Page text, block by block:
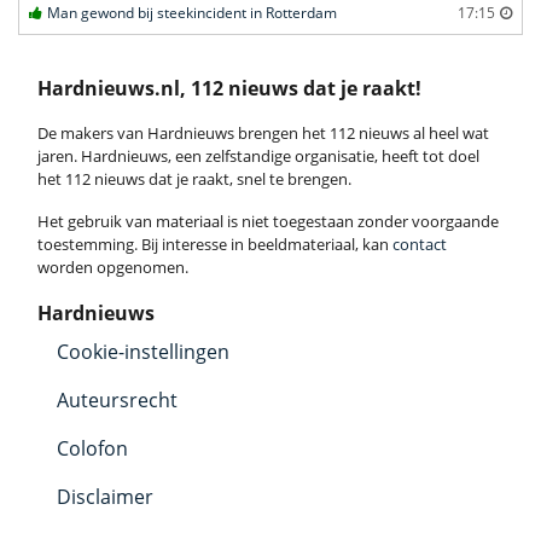
Man gewond bij steekincident in Rotterdam 17:15
Hardnieuws.nl, 112 nieuws dat je raakt!
De makers van Hardnieuws brengen het 112 nieuws al heel wat
jaren. Hardnieuws, een zelfstandige organisatie, heeft tot doel
het 112 nieuws dat je raakt, snel te brengen.
Het gebruik van materiaal is niet toegestaan zonder voorgaande
toestemming. Bij interesse in beeldmateriaal, kan contact
worden opgenomen.
Hardnieuws
Cookie-instellingen
Auteursrecht
Colofon
Disclaimer